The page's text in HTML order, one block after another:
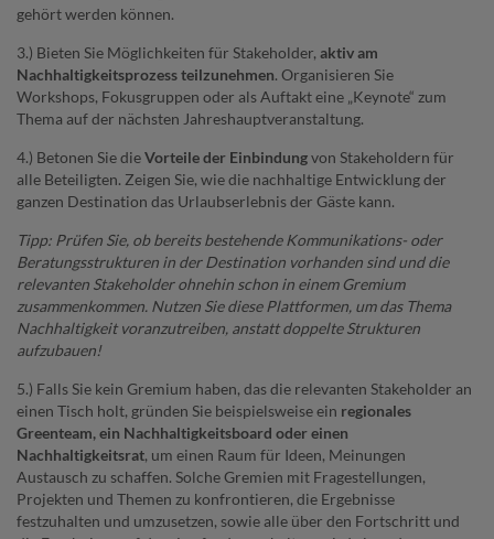
gehört werden können.
3.) Bieten Sie Möglichkeiten für Stakeholder, aktiv am
Nachhaltigkeitsprozess teilzunehmen. Organisieren Sie
Workshops, Fokusgruppen oder als Auftakt eine „Keynote“ zum
Thema auf der nächsten Jahreshauptveranstaltung.
4.) Betonen Sie dieVorteile der Einbindungvon Stakeholdern für
alle Beteiligten. Zeigen Sie, wie die nachhaltige Entwicklung der
ganzen Destination das Urlaubserlebnis der Gäste kann.
Tipp: Prüfen Sie, ob bereits bestehende Kommunikations- oder
Beratungsstrukturen in der Destination vorhanden sind und die
relevanten Stakeholder ohnehin schon in einem Gremium
zusammenkommen. Nutzen Sie diese Plattformen, um das Thema
Nachhaltigkeit voranzutreiben, anstatt doppelte Strukturen
aufzubauen!
5.) Falls Sie kein Gremium haben, das die relevanten Stakeholder an
einen Tisch holt, gründen Sie beispielsweise ein regionales
Greenteam,ein Nachhaltigkeitsboard oder einen
Nachhaltigkeitsrat, um einen Raum für Ideen, Meinungen
Austausch zu schaffen. Solche Gremien mit Fragestellungen,
Projekten und Themen zu konfrontieren, die Ergebnisse
festzuhalten und umzusetzen, sowie alle über den Fortschritt und